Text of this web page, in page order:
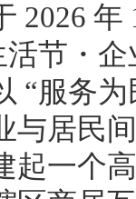
2026 年
节・
“服务
与居民
起一个